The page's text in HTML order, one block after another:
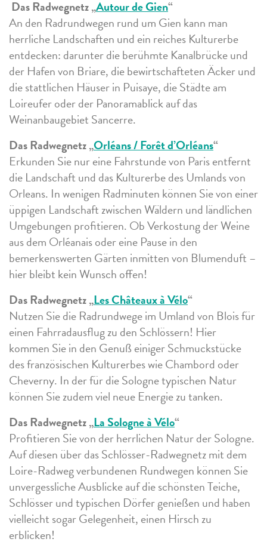
Das Radwegnetz „Autour de Gien“
An den Radrundwegen rund um Gien kann man
herrliche Landschaften und ein reiches Kulturerbe
entdecken: darunter die berühmte Kanalbrücke und
der Hafen von Briare, die bewirtschafteten Äcker und
die stattlichen Häuser in Puisaye, die Städte am
Loireufer oder der Panoramablick auf das
Weinanbaugebiet Sancerre.
Das Radwegnetz „Orléans / Forêt d’Orléans“
Erkunden Sie nur eine Fahrstunde von Paris entfernt
die Landschaft und das Kulturerbe des Umlands von
Orleans. In wenigen Radminuten können Sie von einer
üppigen Landschaft zwischen Wäldern und ländlichen
Umgebungen profitieren. Ob Verkostung der Weine
aus dem Orléanais oder eine Pause in den
bemerkenswerten Gärten inmitten von Blumenduft –
hier bleibt kein Wunsch offen!
Das Radwegnetz „Les Châteaux à Vélo“
Nutzen Sie die Radrundwege im Umland von Blois für
einen Fahrradausflug zu den Schlössern! Hier
kommen Sie in den Genuß einiger Schmuckstücke
des französischen Kulturerbes wie Chambord oder
Cheverny. In der für die Sologne typischen Natur
können Sie zudem viel neue Energie zu tanken.
Das Radwegnetz „La Sologne à Vélo“
Profitieren Sie von der herrlichen Natur der Sologne.
Auf diesen über das Schlösser-Radwegnetz mit dem
Loire-Radweg verbundenen Rundwegen können Sie
unvergessliche Ausblicke auf die schönsten Teiche,
Schlösser und typischen Dörfer genießen und haben
vielleicht sogar Gelegenheit, einen Hirsch zu
erblicken!